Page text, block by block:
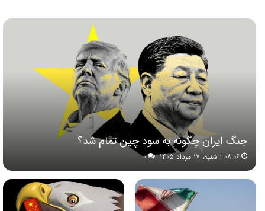
جنگ ایران چگونه به سود چین تمام شد؟
۰۸:۰۶ | شنبه، ۱۷ مرداد ۱۴۰۵ ۰